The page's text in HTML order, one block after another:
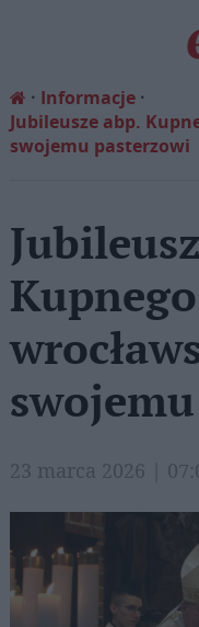
Informacje
Jubileusze abp.
swojemu pasterzowi
23 marca 2026 |